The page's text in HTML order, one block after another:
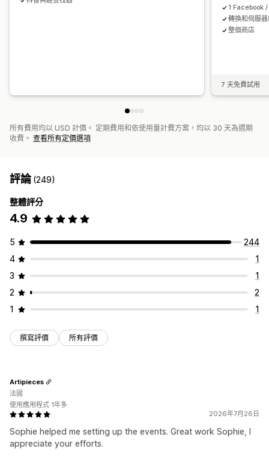
1 Facebook
轉換和伺服
整個商店
7 天免費試用
所有費用均以 USD 計價。 定期費用和依使用量計費方案，均以 30 天為週期
收費。 查看所有定價選項
評論(249)
整體評分
4.9
5
244
4
1
3
1
2
2
1
1
撰寫評價 所有評價
2026年7月26日
Sophie helped me setting up the events. Great work Sophie, I
appreciate your efforts.
Artipieces
法國
使用應用程式 1年多